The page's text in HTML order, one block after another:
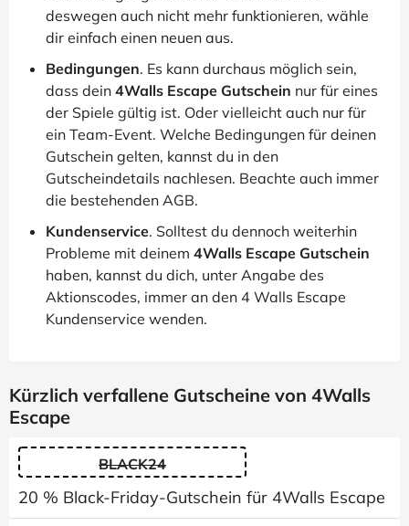
deswegen auch nicht mehr funktionieren, wähle
dir einfach einen neuen aus.
Bedingungen. Es kann durchaus möglich sein,
dass dein 4Walls Escape Gutschein nur für eines
der Spiele gültig ist. Oder vielleicht auch nur für
ein Team-Event. Welche Bedingungen für deinen
Gutschein gelten, kannst du in den
Gutscheindetails nachlesen. Beachte auch immer
die bestehenden AGB.
Kundenservice. Solltest du dennoch weiterhin
Probleme mit deinem 4Walls Escape Gutschein
haben, kannst du dich, unter Angabe des
Aktionscodes, immer an den 4 Walls Escape
Kundenservice wenden.
Kürzlich verfallene Gutscheine von 4Walls
Escape
BLACK24
20 % Black-Friday-Gutschein für 4Walls Escape